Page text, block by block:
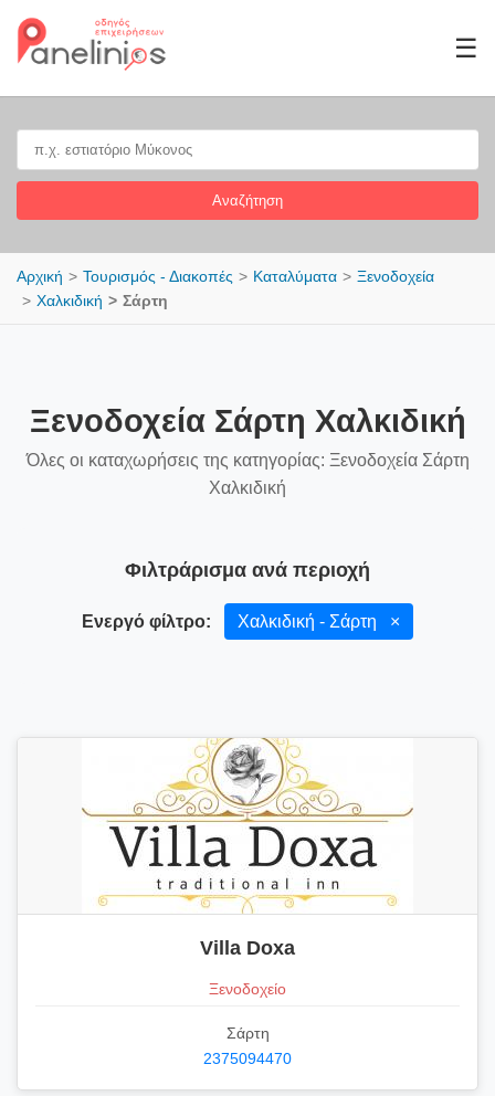
☰
Αναζήτηση
Αρχική Τουρισμός - Διακοπές Καταλύματα
Ξενοδοχεία
Χαλκιδική
Σάρτη
Ξενοδοχεία Σάρτη Χαλκιδική
Όλες οι καταχωρήσεις της κατηγορίας: Ξενοδοχεία Σάρτη
Χαλκιδική
Φιλτράρισμα ανά περιοχή
Ενεργό φίλτρο: Χαλκιδική - Σάρτη ×
Villa Doxa
Ξενοδοχείο
Σάρτη
2375094470